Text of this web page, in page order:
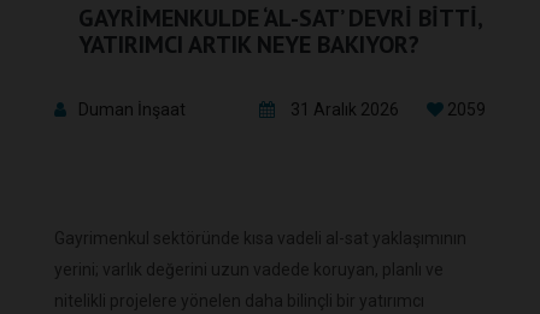
GAYRIMENKULDE ‘AL-SAT’ DEVRI BITTI,
YATIRIMCI ARTIK NEYE BAKIYOR?
Duman İnşaat 31 Aralık 2026 2059
Gayrimenkul sektöründe kısa vadeli al-sat yaklaşımının
yerini; varlık değerini uzun vadede koruyan, planlı ve
nitelikli projelere yönelen daha bilinçli bir yatırımcı